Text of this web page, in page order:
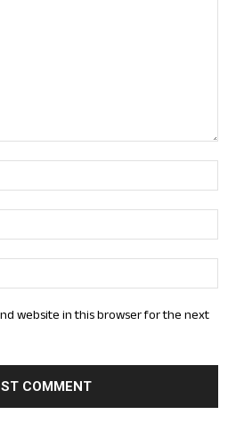
website in this browser for the next